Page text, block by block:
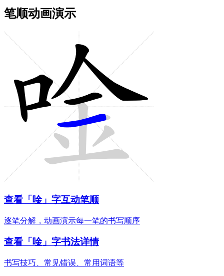
笔顺动画演示
查看「唫」字互动笔顺
逐笔分解，动画演示每一笔的书写顺序
查看「唫」字书法详情
书写技巧、常见错误、常用词语等